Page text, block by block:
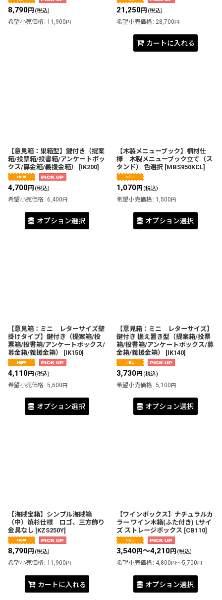
8,790円 (税込)
希望小売価格 : 11,900円
21,250円 (税込)
希望小売価格 : 28,700円
カートに入れる
【意見箱：巣箱型】鍵付き（提案
箱/投票箱/投書箱/アンケートボッ
クス/募金箱/義援金箱）
[IK200]
4,700円 (税込)
希望小売価格 : 6,400円
オプション選択
【木製メニューブック】桐材仕
様 木製メニューブック立て（ス
タンド） 色選択 [MBS950KCL]
1,070円 (税込)
希望小売価格 : 1,500円
オプション選択
【意見箱：ミニ レターサイズ壁
掛けタイプ】鍵付き（提案箱/投
票箱/投書箱/アンケートボックス/
募金箱/義援金箱）
[IK150]
4,110円 (税込)
希望小売価格 : 5,600円
オプション選択
【意見箱：ミニ レターサイズ】
鍵付き 据え置き型（提案箱/投票
箱/投書箱/アンケートボックス/募
金箱/義援金箱）
[IK140]
3,730円 (税込)
希望小売価格 : 5,100円
オプション選択
【海賊宝箱】シンプル海賊箱
（中）焼杉仕様 ロゴ、三方飾り
金具なし [KZS250Y]
8,790円 (税込)
希望小売価格 : 11,900円
カートに入れる
【ワインボックス】ナチュラルカ
ラー ワイン木箱(ふた付き) Lサイ
ズ ストレージボックス [CB110]
3,540円～4,210円 (税込)
希望小売価格 : 4,800円～5,700円
オプション選択